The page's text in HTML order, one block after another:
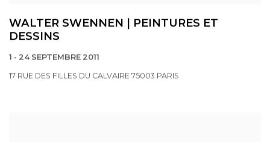
WALTER SWENNEN | PEINTURES ET
DESSINS
1 - 24 SEPTEMBRE 2011
17 RUE DES FILLES DU CALVAIRE 75003 PARIS